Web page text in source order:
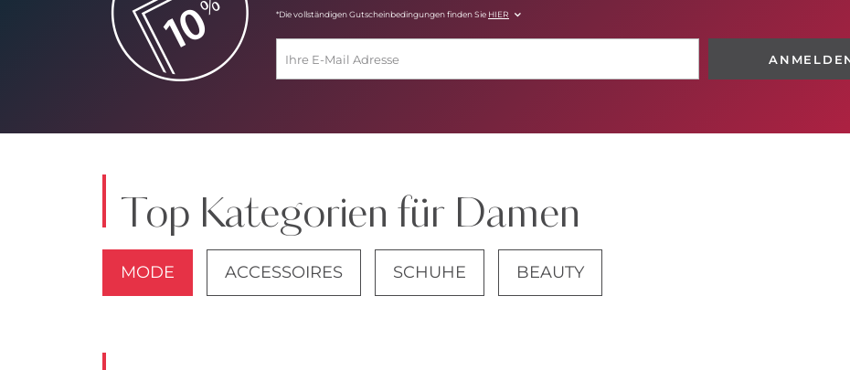
*Die vollständigen Gutscheinbedingungen finden Sie HIER
Top Kategorien für Damen
MODE ACCESSOIRES SCHUHE BEAUTY